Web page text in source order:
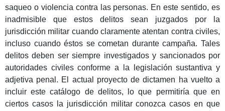
saqueo o violencia contra las personas. En este sentido, es
inadmisible que estos delitos sean juzgados por la
jurisdicción militar cuando claramente atentan contra civiles,
incluso cuando éstos se cometan durante campaña. Tales
delitos deben ser siempre investigados y sancionados por
autoridades civiles conforme a la legislación sustantiva y
adjetiva penal. El actual proyecto de dictamen ha vuelto a
incluir este catálogo de delitos, lo que permitiría que en
ciertos casos la jurisdicción militar conozca casos en que